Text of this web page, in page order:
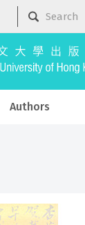
Authors